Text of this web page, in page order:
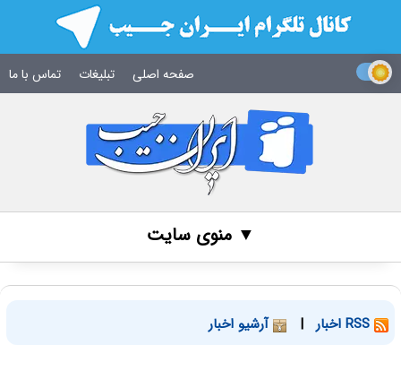
صفحه اصلی تبلیغات تماس با ما
▼ منوی سایت
| آرشیو اخبار